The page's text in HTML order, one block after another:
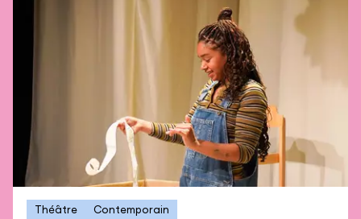
Théâtre
Contemporain